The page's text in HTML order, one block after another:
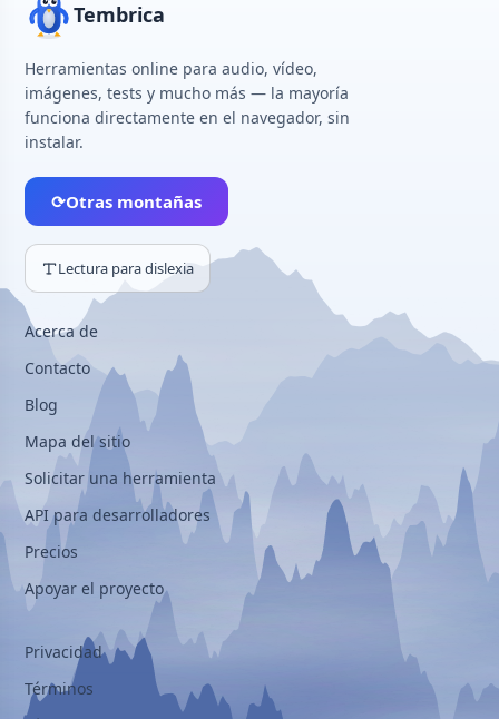
Tembrica
Herramientas online para audio, vídeo,
imágenes, tests y mucho más — la mayoría
funciona directamente en el navegador, sin
instalar.
⟳Otras montañas
Lectura para dislexia
Acerca de
Contacto
Blog
Mapa del sitio
Solicitar una herramienta
API para desarrolladores
Precios
Apoyar el proyecto
Privacidad
Términos